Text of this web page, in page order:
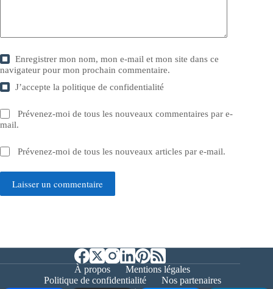
Enregistrer mon nom, mon e-mail et mon site dans ce
navigateur pour mon prochain commentaire.
J’accepte lapolitique de confidentialité
Prévenez-moi de tous les nouveaux commentaires par e-
mail.
Prévenez-moi de tous les nouveaux articles par e-mail.
Laisser un commentaire
À propos
Mentions légales
Politique de confidentialité
Nos partenaires